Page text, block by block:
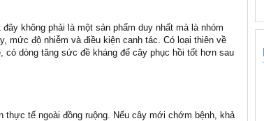
không phải là một sản phẩm duy nhất mà là nhóm
mức độ nhiễm và điều kiện canh tác. Có loại thiên về
dòng tăng sức đề kháng để cây phục hồi tốt hơn sau
thực tế ngoài đồng ruộng. Nếu cây mới chớm bệnh, khả